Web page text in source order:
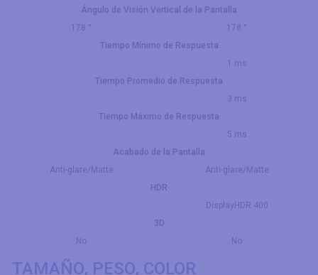
Ángulo de Visión Vertical de la Pantalla
178 °
178 °
Tiempo Mínimo de Respuesta
1 ms
Tiempo Promedio de Respuesta
3 ms
Tiempo Máximo de Respuesta
5 ms
Acabado de la Pantalla
Anti-glare/Matte
Anti-glare/Matte
HDR
DisplayHDR 400
3D
No
No
TAMAÑO, PESO, COLOR